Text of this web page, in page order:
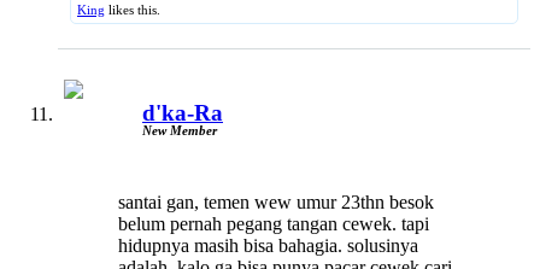
King likes this.
d'ka-Ra
New Member
santai gan, temen wew umur 23thn besok
belum pernah pegang tangan cewek. tapi
hidupnya masih bisa bahagia. solusinya